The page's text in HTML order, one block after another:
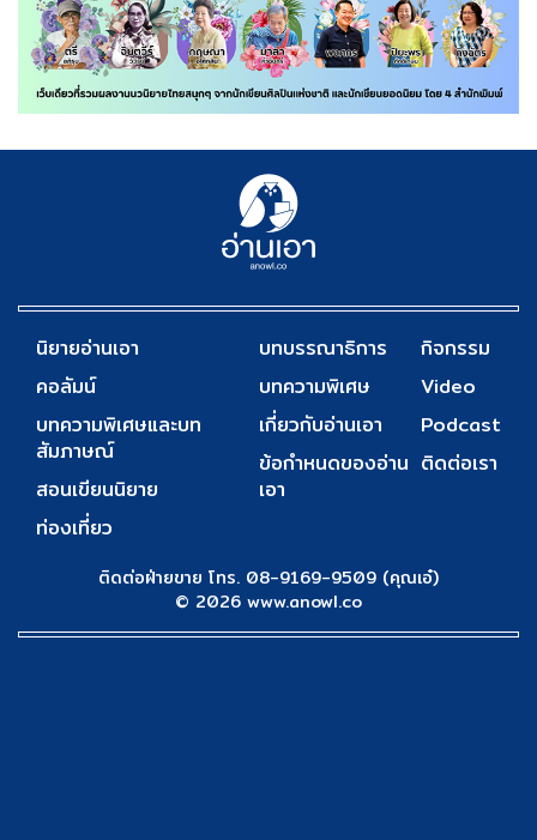
นิยายอ่านเอา
คอลัมน์
บทความพิเศษและบท
สัมภาษณ์
สอนเขียนนิยาย
ท่องเที่ยว
บทบรรณาธิการ
บทความพิเศษ
เกี่ยวกับอ่านเอา
ข้อกำหนดของอ่าน
เอา
กิจกรรม
Video
Podcast
ติดต่อเรา
ติดต่อฝ่ายขาย โทร. 08-9169-9509 (คุณเอ๋)
© 2026 www.anowl.co